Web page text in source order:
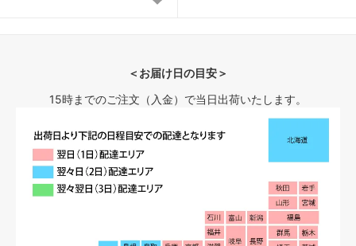
＜お届け日の目安＞
15時までのご注文（入金）で当日出荷いたします。